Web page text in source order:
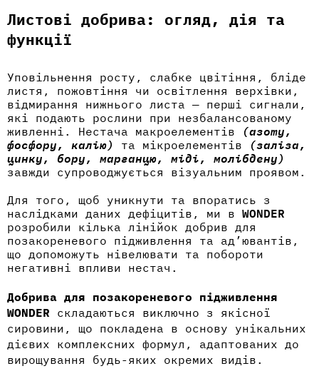
Листові добрива: огляд, дія та
функції
Уповільнення росту, слабке цвітіння, бліде
листя, пожовтіння чи освітлення верхівки,
відмирання нижнього листа — перші сигнали,
які подають рослини при незбалансованому
живленні. Нестача макроелементів
(азоту,
фосфору, калію)
та мікроелементів
(заліза,
цинку, бору, марганцю, міді, молібдену)
завжди супроводжується візуальним проявом.
Для того, щоб уникнути та впоратись з
наслідками даних дефіцитів, ми в WONDER
розробили кілька лінійок добрив для
позакореневого підживлення та ад’ювантів,
що допоможуть нівелювати та побороти
негативні впливи нестач.
Добрива для позакореневого підживлення
WONDER складаються виключно з якісної
сировини, що покладена в основу унікальних
дієвих комплексних формул, адаптованих до
вирощування будь-яких окремих видів.